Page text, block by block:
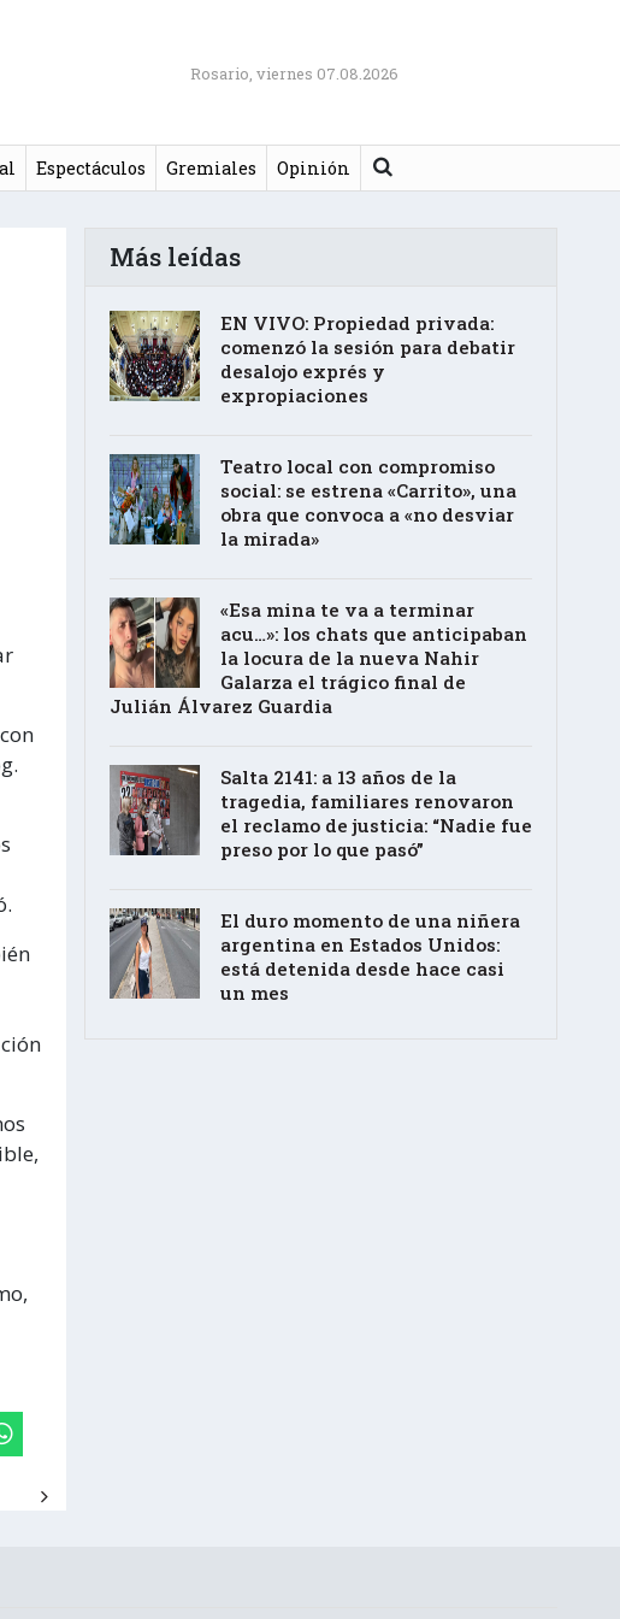
Rosario, viernes 07.08.2026
Espectáculos Gremiales Opinión Buscar
Más leídas
EN VIVO: Propiedad privada:
comenzó la sesión para debatir
desalojo exprés y
expropiaciones
Teatro local con compromiso
social: se estrena «Carrito», una
obra que convoca a «no desviar
la mirada»
«Esa mina te va a terminar
acu…»: los chats que anticipaban
la locura de la nueva Nahir
Galarza el trágico final de
Julián Álvarez Guardia
Salta 2141: a 13 años de la
tragedia, familiares renovaron
el reclamo de justicia: “Nadie fue
preso por lo que pasó”
El duro momento de una niñera
argentina en Estados Unidos:
está detenida desde hace casi
un mes